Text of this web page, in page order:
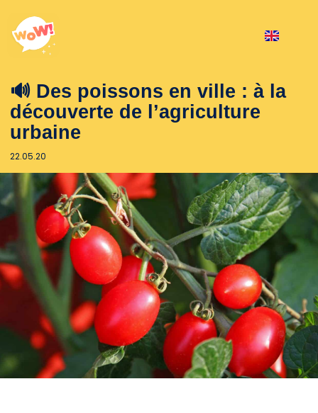
🔊 Des poissons en ville : à la
découverte de l’agriculture
urbaine
22.05.20